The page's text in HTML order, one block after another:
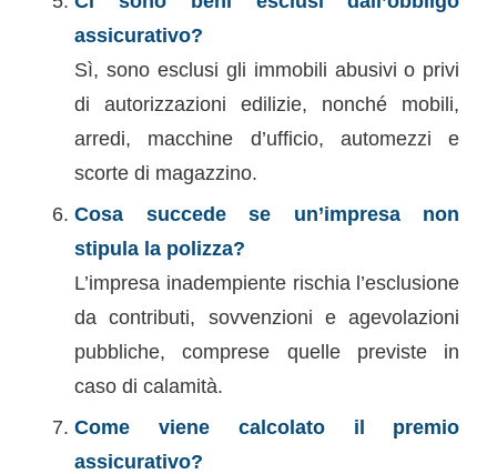
assicurativo?
Sì, sono esclusi gli immobili abusivi o privi
di autorizzazioni edilizie, nonché mobili,
arredi, macchine d’ufficio, automezzi e
scorte di magazzino.
Cosa succede se un’impresa non
stipula la polizza?
L’impresa inadempiente rischia l’esclusione
da contributi, sovvenzioni e agevolazioni
pubbliche, comprese quelle previste in
caso di calamità.
Come viene calcolato il premio
assicurativo?